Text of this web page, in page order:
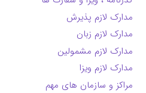
مدارک لازم پذیرش
مدارک لازم زبان
مدارک لازم مشمولین
مدارک لازم ویزا
مراکز و سازمان های مهم